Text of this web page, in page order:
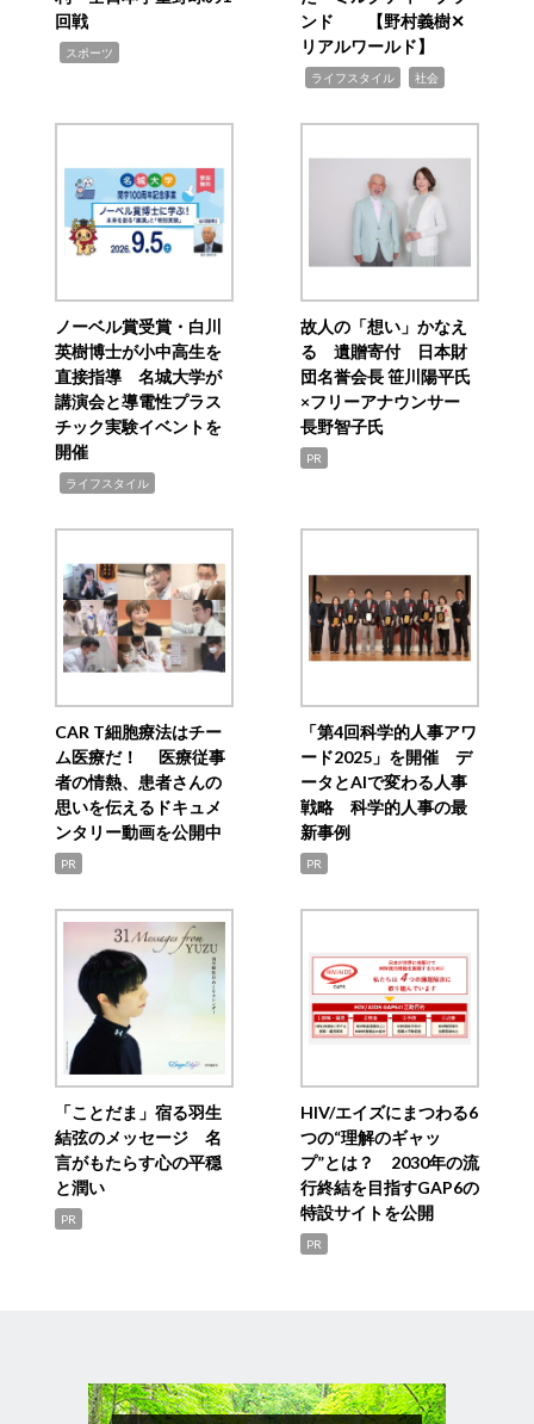
回戦
スポーツ
ンド 【野村義樹✕
リアルワールド】
ライフスタイル 社会
ノーベル賞受賞・白川
英樹博士が小中高生を
直接指導 名城大学が
講演会と導電性プラス
チック実験イベントを
開催
ライフスタイル
故人の「想い」かなえ
る 遺贈寄付 日本財
団名誉会長 笹川陽平氏
×フリーアナウンサー
長野智子氏
PR
CAR T細胞療法はチー
ム医療だ！ 医療従事
者の情熱、患者さんの
思いを伝えるドキュメ
ンタリー動画を公開中
PR
「第4回科学的人事アワ
ード2025」を開催 デ
ータとAIで変わる人事
戦略 科学的人事の最
新事例
PR
「ことだま」宿る羽生
結弦のメッセージ 名
言がもたらす心の平穏
と潤い
PR
HIV/エイズにまつわる6
つの“理解のギャッ
プ”とは？ 2030年の流
行終結を目指すGAP6の
特設サイトを公開
PR